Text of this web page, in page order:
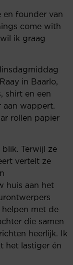
en founder van
come with
ik graag
in Baarlo,
shirt en een
aan wappert.
rollen papier
Terwijl ze
vertelt ze
huis aan het
helpen met de
die samen
heerlijk. Ik
het lastiger én